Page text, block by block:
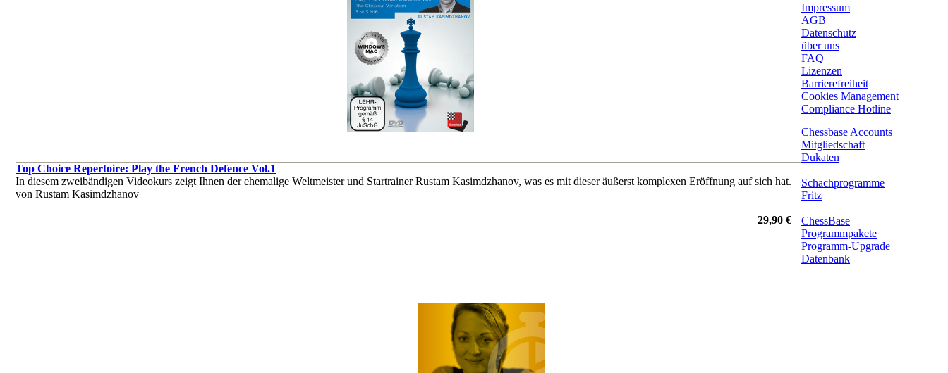
Top Choice Repertoire: Play the French Defence Vol.1
In diesem zweibändigen Videokurs zeigt Ihnen der ehemalige Weltmeister und Startrainer Rustam Kasimdzhanov, was es mit dieser äußerst komplexen Eröffnung auf sich hat.
von Rustam Kasimdzhanov
29,90 €
Impressum
AGB
Datenschutz
über uns
FAQ
Lizenzen
Barrierefreiheit
Cookies Management
Compliance Hotline
Chessbase Accounts
Mitgliedschaft
Dukaten
Schachprogramme
Fritz
ChessBase
Programmpakete
Programm-Upgrade
Datenbank